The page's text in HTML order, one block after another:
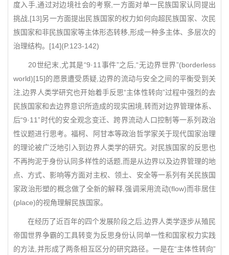
度入手,通过对边境社会的考察,一方面对单一民族国家认同提出
挑战,[13]另一方面提出民族国家的权力如何向超民族国家、次民
族国家和非民族国家等主体形态转移,形成一种多主体、多层次的
治理结构。[14](P.123-142)
20世纪末,尤其是“9·11事件”之后,“无边界世界”(borderless
world)[15]的愿景遭受质疑,边界的流动与安全之间的平衡受到关
注,边界人类学研究也开始着手反思“主体性转向”过程中强烈的去
民族国家和去边界意识所造成的现实困境,转而对边界管理体系、
后“9·11”时代的安全观念变迁、跨界流动人口控制等一系列政治
性议题进行思考。福柯、阿甘本等政治哲学家关于现代国家治理
的理论被广泛地引入到边界人类学的研究。对民族国家的反思也
不再拘泥于身份认同多样性的话题,而是从边界以及边界管理的地
点、方式、影响等方面对主权、领土、安全等一系列有关民族国
家政治形塑的概念做了全新的解释,强调采用流动(flow)而非居住
(place)的视角理解民族国家。
在经历了近百年的四个发展阶段之后,边界人类学逐步从殖民
帝国世界争霸的工具转变为反思身份认同单一性和国家权力实践
的方法,并形成了两条相互区分的研究路径。一是在“主体性转向”